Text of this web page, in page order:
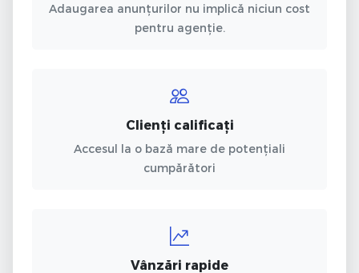
Adaugarea anunțurilor nu implică niciun cost
pentru agenție.
Clienți calificați
Accesul la o bază mare de potențiali
cumpărători
Vânzări rapide